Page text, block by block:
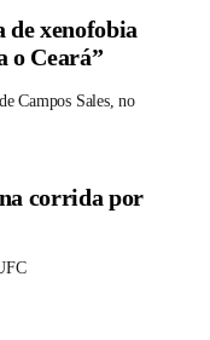
de xenofobia
o Ceará”
Campos Sales, no
corrida por